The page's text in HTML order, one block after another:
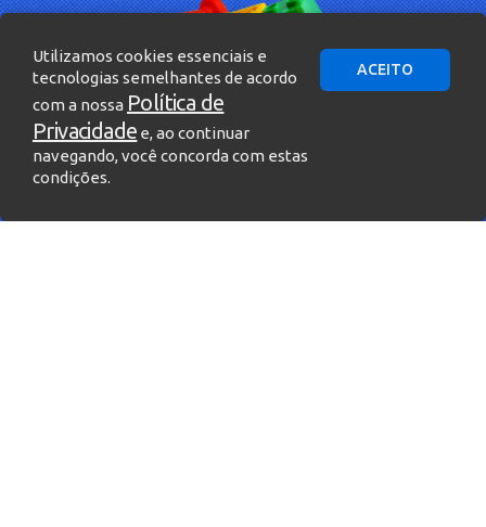
Utilizamos cookies essenciais e
tecnologias semelhantes de acordo
com a nossa Política de
Privacidade e, ao continuar
navegando, você concorda com estas
condições.
ACEITO